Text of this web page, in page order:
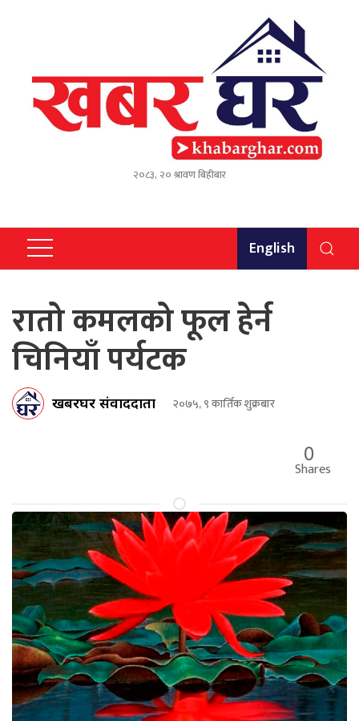
२०८३, २० श्रावण बिहीबार
English
रातो कमलको फूल हेर्न
चिनियाँ पर्यटक
खबरघर संवाददाता २०७५, ९ कार्तिक शुक्रबार
0
Shares